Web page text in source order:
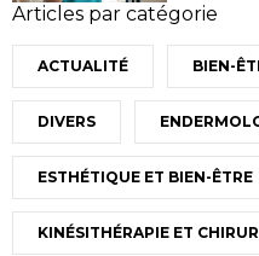
Articles par catégorie
ACTUALITÉ BIEN-
DIVERS
ESTHÉTIQUE ET BIEN-ÊTRE
KINÉSITHÉRAPIE ET